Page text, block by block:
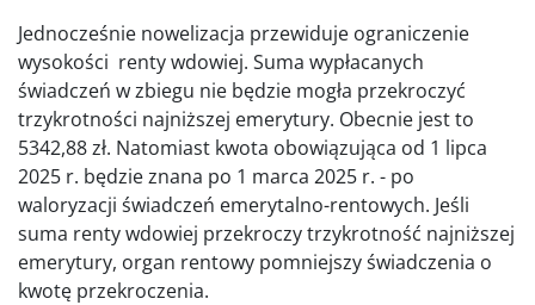
Jednocześnie nowelizacja przewiduje ograniczenie
wysokości renty wdowiej. Suma wypłacanych
świadczeń w zbiegu nie będzie mogła przekroczyć
trzykrotności najniższej emerytury. Obecnie jest to
5342,88 zł. Natomiast kwota obowiązująca od 1 lipca
2025 r. będzie znana po 1 marca 2025 r. - po
waloryzacji świadczeń emerytalno-rentowych. Jeśli
suma renty wdowiej przekroczy trzykrotność najniższej
emerytury, organ rentowy pomniejszy świadczenia o
kwotę przekroczenia.